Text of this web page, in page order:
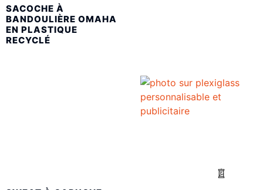
SACOCHE À
BANDOULIÈRE OMAHA
EN PLASTIQUE
RECYCLÉ